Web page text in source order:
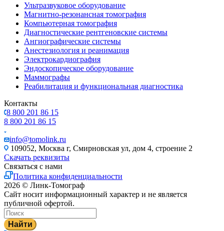
Ультразвуковое оборудование
Магнитно-резонансная томография
Компьютерная томография
Диагностические рентгеновские системы
Ангиографические системы
Анестезиология и реанимация
Электрокардиография
Эндоскопическое оборудование
Маммографы
Реабилитация и функциональная диагностика
Контакты
8 800 201 86 15
8 800 201 86 15
info@tomolink.ru
109052, Москва г, Смирновская ул, дом 4, строение 2
Скачать реквизиты
Связаться с нами
Политика конфиденциальности
2026 © Линк-Томограф
Сайт носит информационный характер и не является
публичной офертой.
Найти